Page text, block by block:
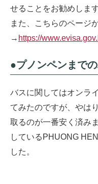
せることをお勧めします
また、こちらのページ
→ https://
●プノンペンまで
バスに関してはオンラ
てみたのですが、やは
取るのが一番安く済み
しているPHUONG
した。